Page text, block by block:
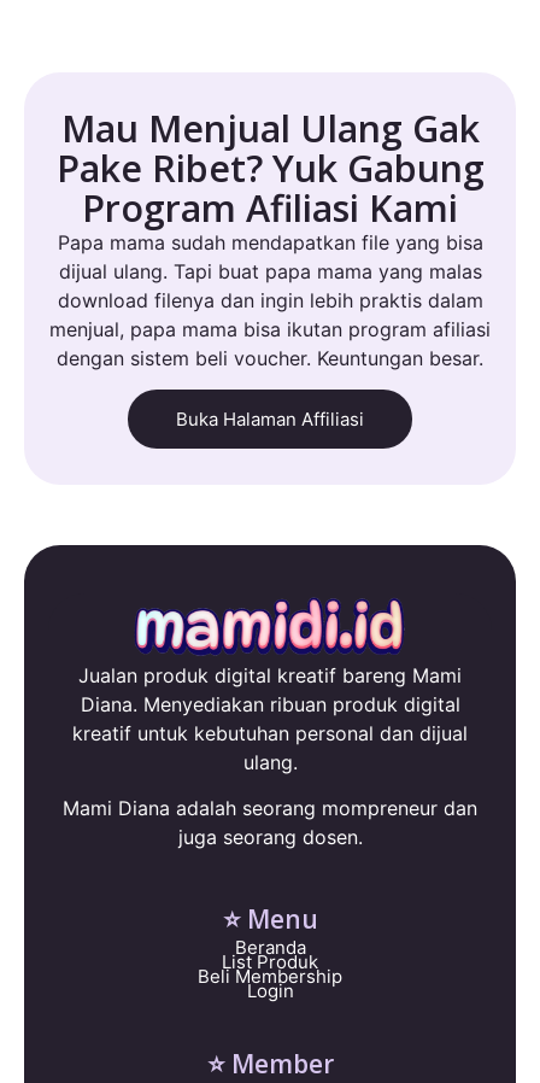
Mau Menjual Ulang Gak
Pake Ribet? Yuk Gabung
Program Afiliasi Kami
Papa mama sudah mendapatkan file yang bisa
dijual ulang. Tapi buat papa mama yang malas
download filenya dan ingin lebih praktis dalam
menjual, papa mama bisa ikutan program afiliasi
dengan sistem beli voucher. Keuntungan besar.
Buka Halaman Affiliasi
Jualan produk digital kreatif bareng Mami
Diana. Menyediakan ribuan produk digital
kreatif untuk kebutuhan personal dan dijual
ulang.
Mami Diana adalah seorang mompreneur dan
juga seorang dosen.
⭐ Menu
Beranda
List Produk
Beli Membership
Login
⭐ Member